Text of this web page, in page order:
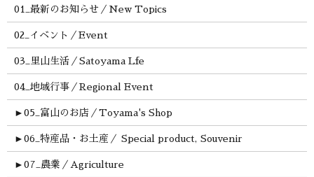
01_最新のお知らせ／New Topics
02_イベント／Event
03_里山生活／Satoyama Lfe
04_地域行事／Regional Event
► 05_富山のお店／Toyama's Shop
► 06_特産品・お土産／ Special product, Souvenir
► 07_農業／Agriculture